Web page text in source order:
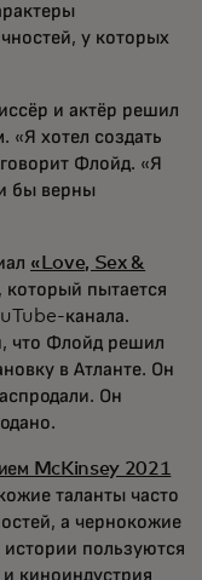
у которых
и актёр решил
«Я хотел создать
Флойд. «Я
бы верны
«Love, Sex &
который пытается
канала.
что Флойд решил
в Атланте. Он
Он
McKinsey 2021
таланты часто
а чернокожие
пользуются
киноиндустрия